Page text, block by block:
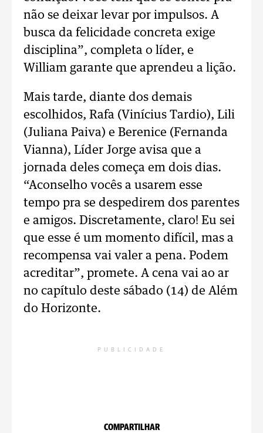
não se deixar levar por impulsos. A
busca da felicidade concreta exige
disciplina”, completa o líder, e
William garante que aprendeu a lição.
Mais tarde, diante dos demais
escolhidos, Rafa (Vinícius Tardio), Lili
(Juliana Paiva) e Berenice (Fernanda
Vianna), Líder Jorge avisa que a
jornada deles começa em dois dias.
“Aconselho vocês a usarem esse
tempo pra se despedirem dos parentes
e amigos. Discretamente, claro! Eu sei
que esse é um momento difícil, mas a
recompensa vai valer a pena. Podem
acreditar”, promete. A cena vai ao ar
no capítulo deste sábado (14) de Além
do Horizonte.
PUBLICIDADE
COMPARTILHAR